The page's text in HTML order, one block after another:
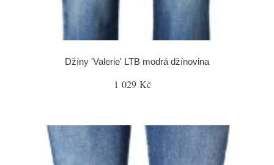
Džíny 'Valerie' LTB modrá džínovina
1 029 Kč